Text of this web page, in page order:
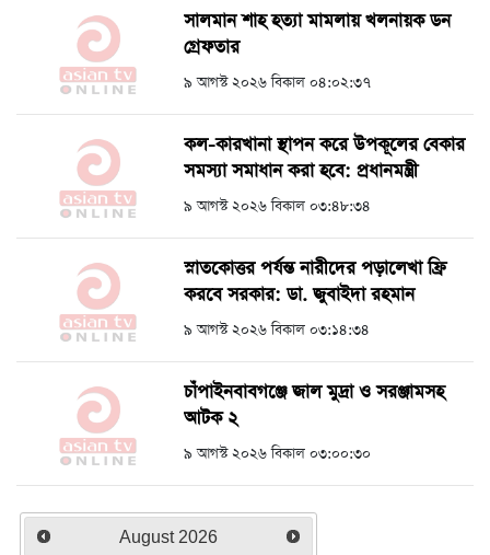
সালমান শাহ হত্যা মামলায় খলনায়ক ডন
গ্রেফতার
৯ আগস্ট ২০২৬ বিকাল ০৪:০২:৩৭
কল-কারখানা স্থাপন করে উপকূলের বেকার
সমস্যা সমাধান করা হবে: প্রধানমন্ত্রী
৯ আগস্ট ২০২৬ বিকাল ০৩:৪৮:৩৪
স্নাতকোত্তর পর্যন্ত নারীদের পড়ালেখা ফ্রি
করবে সরকার: ডা. জুবাইদা রহমান
৯ আগস্ট ২০২৬ বিকাল ০৩:১৪:৩৪
চাঁপাইনবাবগঞ্জে জাল মুদ্রা ও সরঞ্জামসহ
আটক ২
৯ আগস্ট ২০২৬ বিকাল ০৩:০০:৩০
August 2026